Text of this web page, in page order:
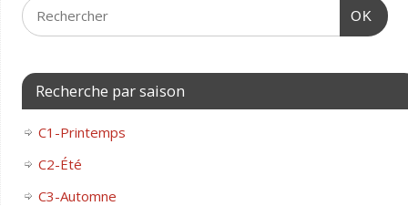
OK
Recherche par saison
C1-Printemps
C2-Été
C3-Automne